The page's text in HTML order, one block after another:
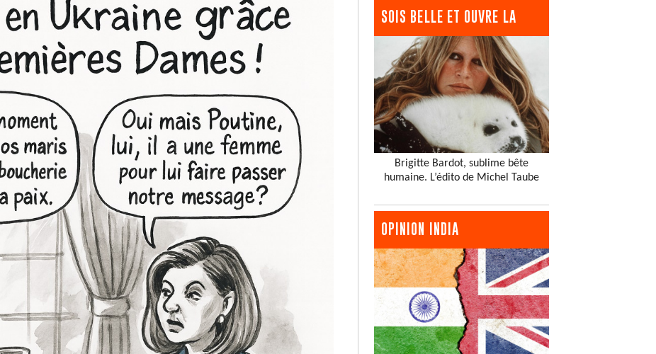
SOIS BELLE ET OUVRE LA
Brigitte Bardot, sublime bête
humaine. L’édito de Michel Taube
OPINION INDIA